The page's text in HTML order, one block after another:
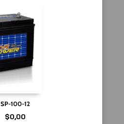
SP-100-12
$0,00